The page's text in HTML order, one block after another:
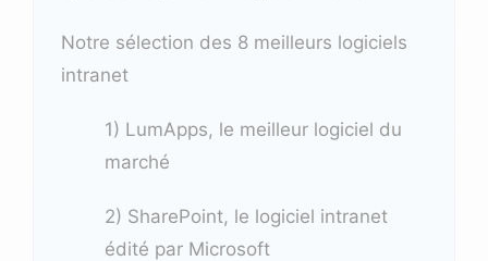
Notre sélection des 8 meilleurs logiciels
intranet
1) LumApps, le meilleur logiciel du
marché
2) SharePoint, le logiciel intranet
édité par Microsoft